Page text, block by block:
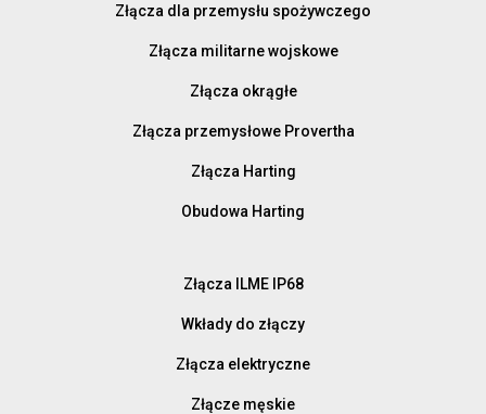
Złącza dla przemysłu spożywczego
Złącza militarne wojskowe
Złącza okrągłe
Złącza przemysłowe Provertha
Złącza Harting
Obudowa Harting
Złącza ILME IP68
Wkłady do złączy
Złącza elektryczne
Złącze męskie